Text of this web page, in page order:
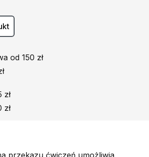
od 150 zł
zł
zł
przekazu ćwiczeń umożliwia